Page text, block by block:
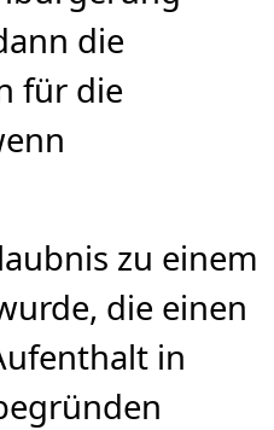
die
für die
zu einem
die einen
in